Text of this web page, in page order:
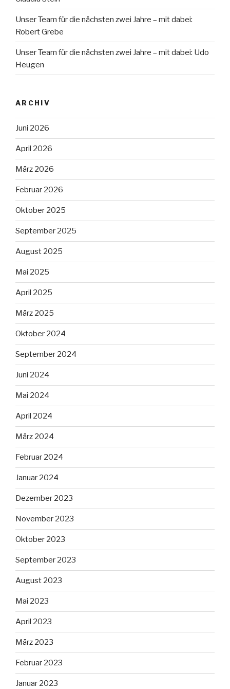
Unser Team für die nächsten zwei Jahre – mit dabei:
Robert Grebe
Unser Team für die nächsten zwei Jahre – mit dabei: Udo
Heugen
ARCHIV
Juni 2026
April 2026
März 2026
Februar 2026
Oktober 2025
September 2025
August 2025
Mai 2025
April 2025
März 2025
Oktober 2024
September 2024
Juni 2024
Mai 2024
April 2024
März 2024
Februar 2024
Januar 2024
Dezember 2023
November 2023
Oktober 2023
September 2023
August 2023
Mai 2023
April 2023
März 2023
Februar 2023
Januar 2023